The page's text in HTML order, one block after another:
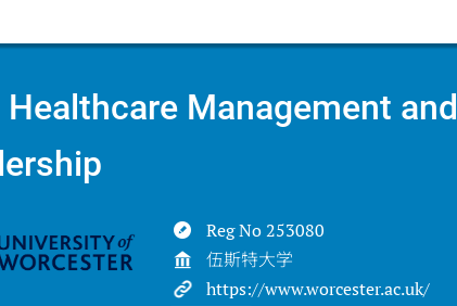
Healthcare Management and
Reg No 253080
伍斯特大学
https://www.worcester.ac.uk/